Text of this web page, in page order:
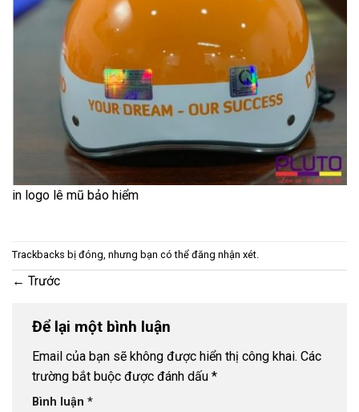
in logo lê mũ bảo hiểm
Trackbacks bị đóng, nhưng bạn có thể đăng nhận xét.
← Trước
Để lại một bình luận
Email của bạn sẽ không được hiển thị công khai. Các
trường bắt buộc được đánh dấu *
Bình luận *